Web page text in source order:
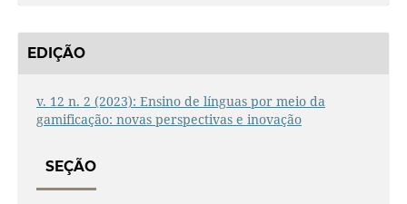
EDIÇÃO
v. 12 n. 2 (2023): Ensino de línguas por meio da
gamificação: novas perspectivas e inovação
SEÇÃO